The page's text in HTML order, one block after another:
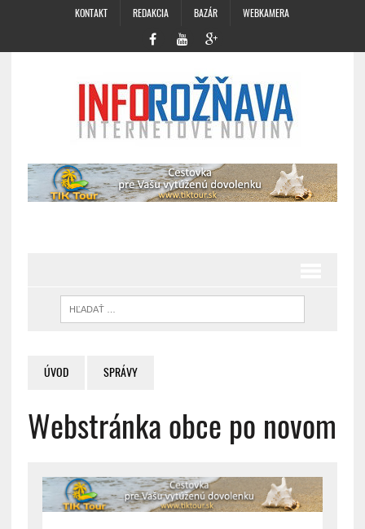
KONTAKT REDAKCIA BAZÁR WEBKAMERA
ÚVOD SPRÁVY
Webstránka obce po novom